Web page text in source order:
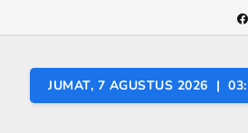
JUMAT, 7 AGUSTUS 2026 |